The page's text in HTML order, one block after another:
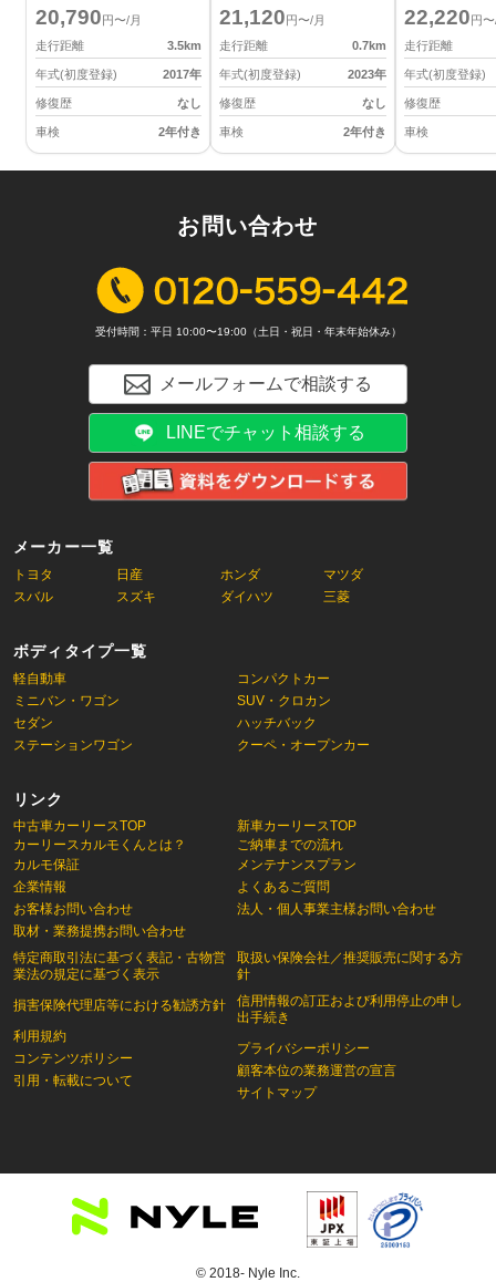
20,790円〜/月
走行距離
3.5km
年式(初度登録) 2017年
修復歴 なし
車検 2年付き
21,120円〜/月
走行距離
0.7km
年式(初度登録) 2023年
修復歴 なし
車検 2年付き
22,220円
走行距離
年式(初度登録)
修復歴
車検
メーカー一覧
トヨタ 日産 ホンダ
マツダ
スバル
スズキ ダイハツ 三菱
ボディタイプ一覧
軽自動車
コンパクトカー
ミニバン・ワゴン
SUV・クロカン
セダン
ハッチバック
ステーションワゴン
クーペ・オープンカー
リンク
中古車カーリースTOP
カーリースカルモくんとは？
新車カーリースTOP
ご納車までの流れ
カルモ保証
企業情報
お客様お問い合わせ
取材・業務提携お問い合わせ
特定商取引法に基づく表記・古物営
業法の規定に基づく表示
損害保険代理店等における勧誘方針
利用規約
コンテンツポリシー
引用・転載について
メンテナンスプラン
よくあるご質問
法人・個人事業主様お問い合わせ
取扱い保険会社／推奨販売に関する方
針
信用情報の訂正および利用停止の申し
出手続き
プライバシーポリシー
顧客本位の業務運営の宣言
サイトマップ
お問い合わせ
受付時間：平日 10:00〜19:00（土日・祝日・年末年始休み）
メールフォームで相談する
LINEでチャット相談する
© 2018- Nyle Inc.